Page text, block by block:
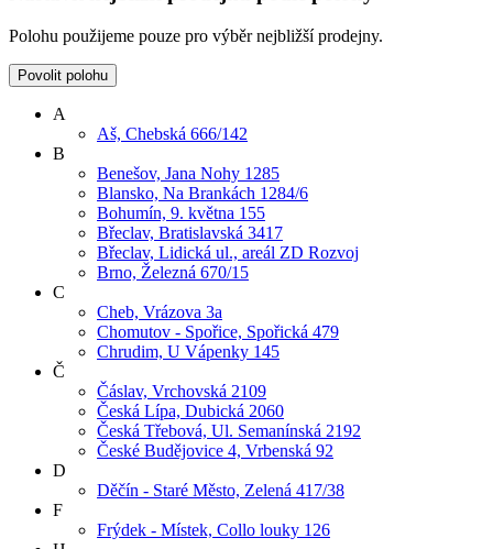
Polohu použijeme pouze pro výběr nejbližší prodejny.
Povolit polohu
A
Aš, Chebská 666/142
B
Benešov, Jana Nohy 1285
Blansko, Na Brankách 1284/6
Bohumín, 9. května 155
Břeclav, Bratislavská 3417
Břeclav, Lidická ul., areál ZD Rozvoj
Brno, Železná 670/15
C
Cheb, Vrázova 3a
Chomutov - Spořice, Spořická 479
Chrudim, U Vápenky 145
Č
Čáslav, Vrchovská 2109
Česká Lípa, Dubická 2060
Česká Třebová, Ul. Semanínská 2192
České Budějovice 4, Vrbenská 92
D
Děčín - Staré Město, Zelená 417/38
F
Frýdek - Místek, Collo louky 126